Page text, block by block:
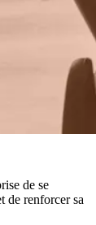
de se
de renforcer sa